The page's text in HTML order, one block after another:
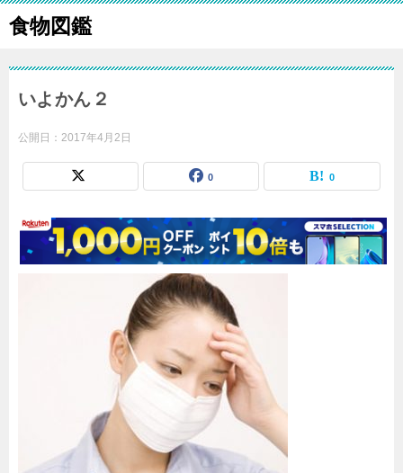
食物図鑑
いよかん２
公開日： 2017年4月2日
0 0